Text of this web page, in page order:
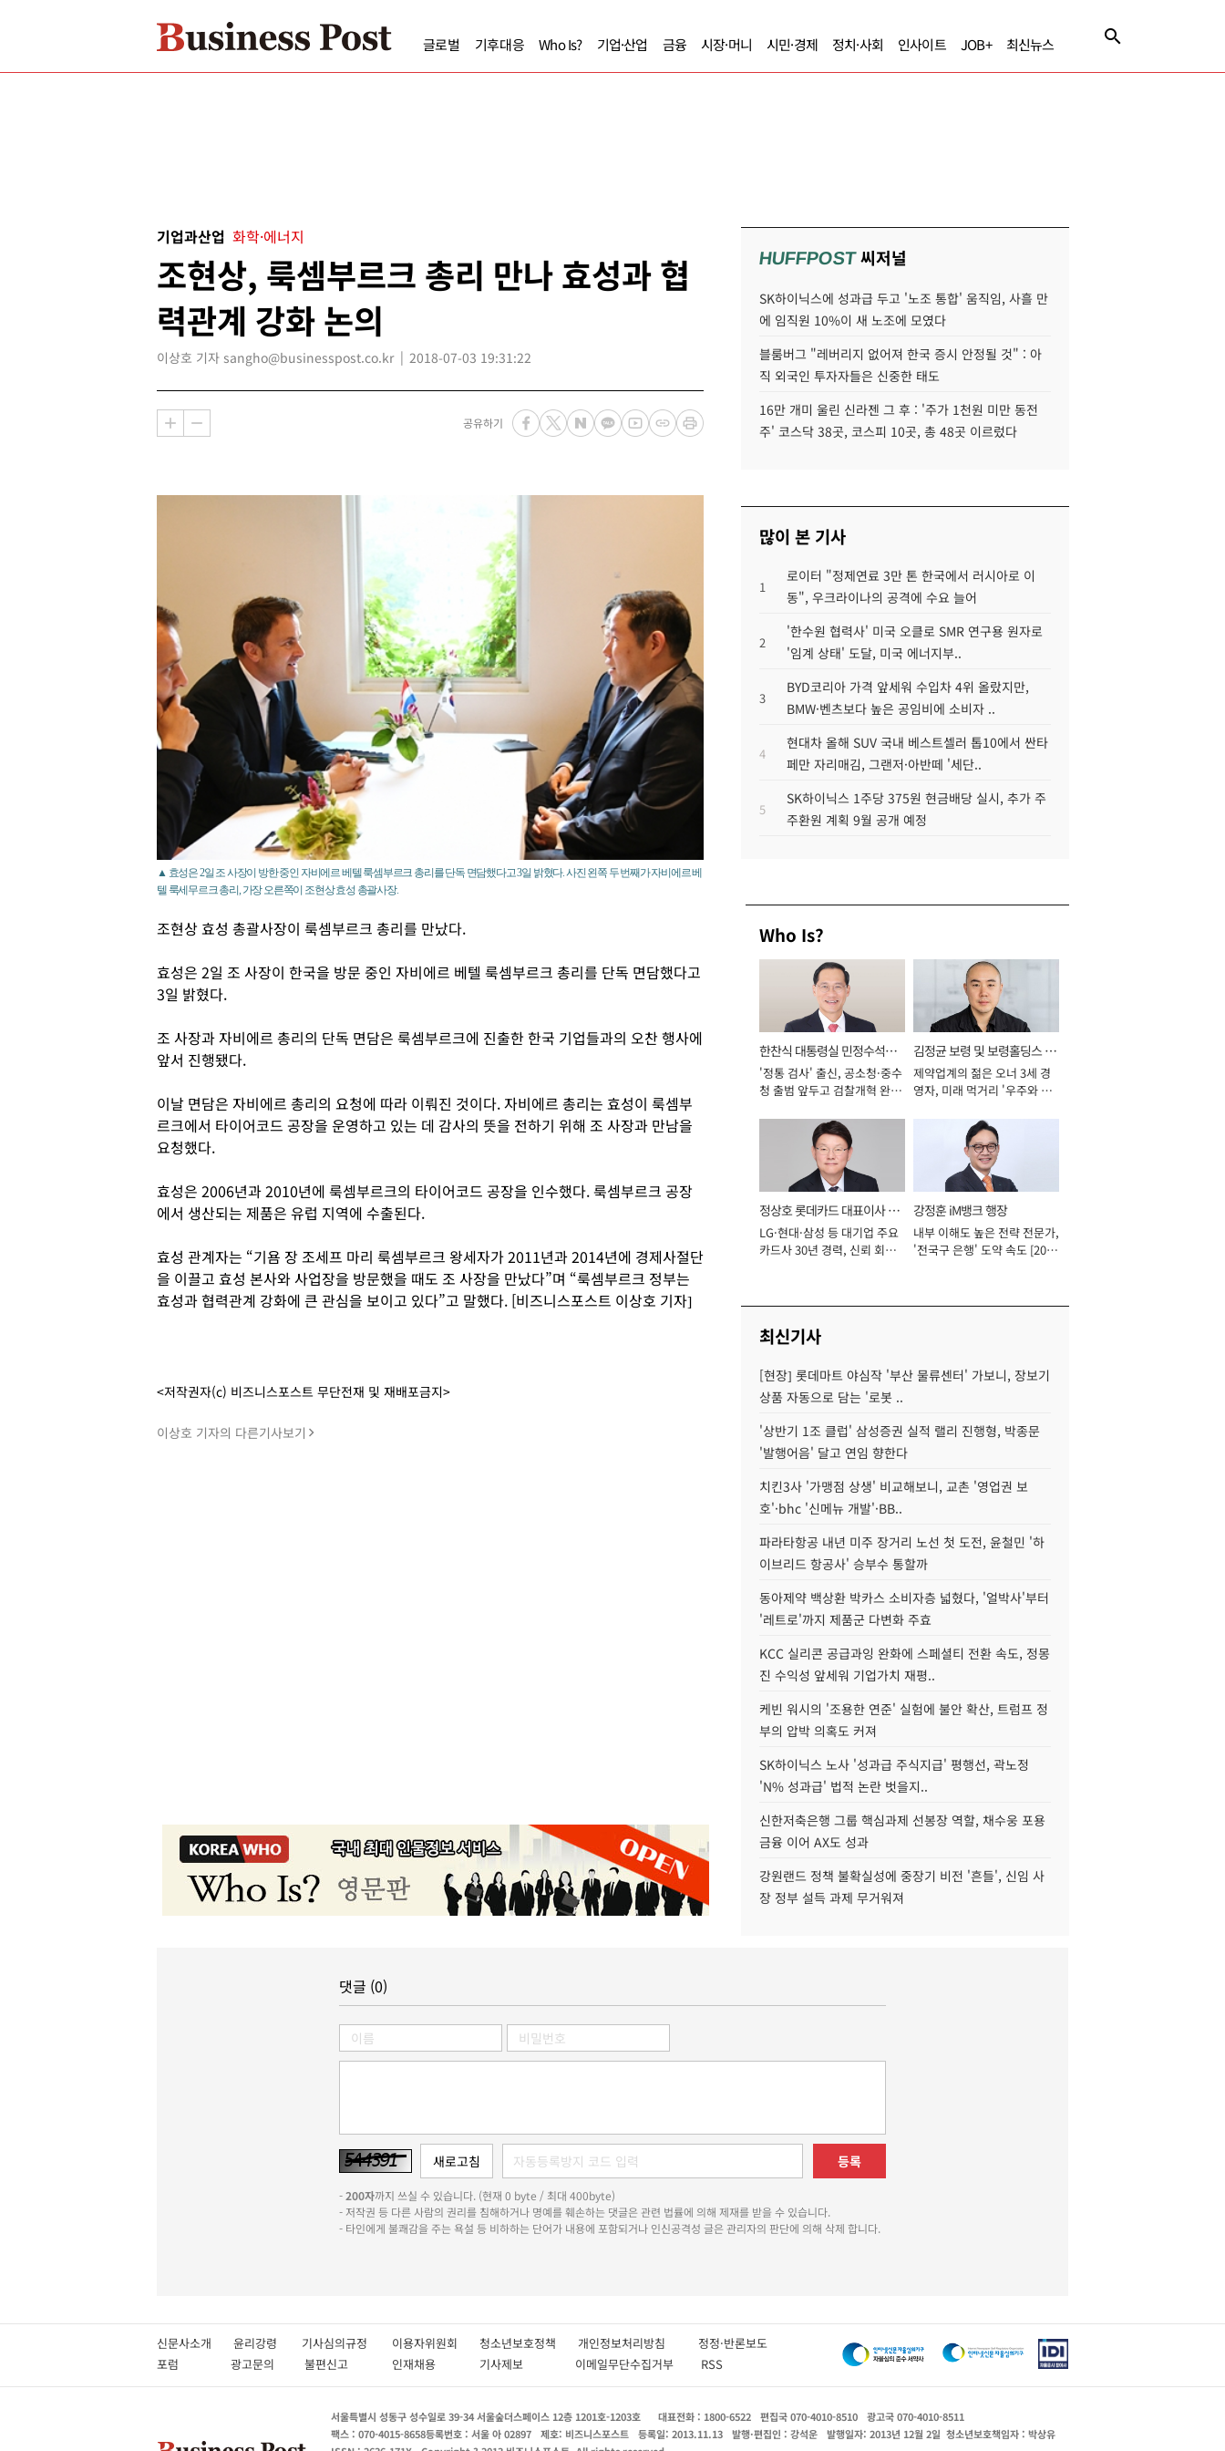
글로벌 기후대응 Who Is? 기업·산업 금융 시장·머니 시민·경제 정치·사회 인사이트 JOB+ 최신뉴스
기업과산업 화학·에너지
조현상, 룩셈부르크 총리 만나 효성과 협
력관계 강화 논의
이상호 기자 sangho@businesspost.co.kr 2018-07-03 19:31:22
공유하기
▲ 효성은 2일 조 사장이 방한 중인 자비에르 베텔 룩셈부르크 총리를 단독 면담했다고 3일 밝혔다. 사진 왼쪽 두 번째가 자비에르 베
텔 룩세무르크 총리, 가장 오른쪽이 조현상 효성 총괄사장.
조현상 효성 총괄사장이 룩셈부르크 총리를 만났다.
효성은 2일 조 사장이 한국을 방문 중인 자비에르 베텔 룩셈부르크 총리를 단독 면담했다고
3일 밝혔다.
조 사장과 자비에르 총리의 단독 면담은 룩셈부르크에 진출한 한국 기업들과의 오찬 행사에
앞서 진행됐다.
이날 면담은 자비에르 총리의 요청에 따라 이뤄진 것이다. 자비에르 총리는 효성이 룩셈부
르크에서 타이어코드 공장을 운영하고 있는 데 감사의 뜻을 전하기 위해 조 사장과 만남을
요청했다.
효성은 2006년과 2010년에 룩셈부르크의 타이어코드 공장을 인수했다. 룩셈부르크 공장
에서 생산되는 제품은 유럽 지역에 수출된다.
효성 관계자는 “기욤 장 조세프 마리 룩셈부르크 왕세자가 2011년과 2014년에 경제사절단
을 이끌고 효성 본사와 사업장을 방문했을 때도 조 사장을 만났다”며 “룩셈부르크 정부는
효성과 협력관계 강화에 큰 관심을 보이고 있다”고 말했다. [비즈니스포스트 이상호 기자]
<저작권자(c) 비즈니스포스트 무단전재 및 재배포금지>
이상호 기자의 다른기사보기
HUFFPOST씨저널
SK하이닉스에 성과급 두고 '노조 통합' 움직임, 사흘 만
에 임직원 10%이 새 노조에 모였다
블룸버그 "레버리지 없어져 한국 증시 안정될 것" : 아
직 외국인 투자자들은 신중한 태도
16만 개미 울린 신라젠 그 후 : '주가 1천원 미만 동전
주' 코스닥 38곳, 코스피 10곳, 총 48곳 이르렀다
많이 본 기사
1
로이터 "정제연료 3만 톤 한국에서 러시아로 이
동", 우크라이나의 공격에 수요 늘어
2
'한수원 협력사' 미국 오클로 SMR 연구용 원자로
'임계 상태' 도달, 미국 에너지부..
3
BYD코리아 가격 앞세워 수입차 4위 올랐지만,
BMW·벤츠보다 높은 공임비에 소비자 ..
4
현대차 올해 SUV 국내 베스트셀러 톱10에서 싼타
페만 자리매김, 그랜저·아반떼 '세단..
5
SK하이닉스 1주당 375원 현금배당 실시, 추가 주
주환원 계획 9월 공개 예정
Who Is?
한찬식 대통령실 민정수석비
서관
'정통 검사' 출신, 공소청·중수
청 출범 앞두고 검찰개혁 완수
김정균 보령 및 보령홀딩스 대
표이사 사장
제약업계의 젊은 오너 3세 경
영자, 미래 먹거리 '우주와 헬
정상호 롯데카드 대표이사 사
장
LG·현대·삼성 등 대기업 주요
카드사 30년 경력, 신뢰 회복
강정훈 iM뱅크 행장
내부 이해도 높은 전략 전문가,
'전국구 은행' 도약 속도 [2026
최신기사
[현장] 롯데마트 야심작 '부산 물류센터' 가보니, 장보기
상품 자동으로 담는 '로봇 ..
'상반기 1조 클럽' 삼성증권 실적 랠리 진행형, 박종문
'발행어음' 달고 연임 향한다
치킨3사 '가맹점 상생' 비교해보니, 교촌 '영업권 보
호'·bhc '신메뉴 개발'·BB..
파라타항공 내년 미주 장거리 노선 첫 도전, 윤철민 '하
이브리드 항공사' 승부수 통할까
동아제약 백상환 박카스 소비자층 넓혔다, '얼박사'부터
'레트로'까지 제품군 다변화 주효
KCC 실리콘 공급과잉 완화에 스페셜티 전환 속도, 정몽
진 수익성 앞세워 기업가치 재평..
케빈 워시의 '조용한 연준' 실험에 불안 확산, 트럼프 정
부의 압박 의혹도 커져
SK하이닉스 노사 '성과급 주식지급' 평행선, 곽노정
'N% 성과급' 법적 논란 벗을지..
신한저축은행 그룹 핵심과제 선봉장 역할, 채수웅 포용
금융 이어 AX도 성과
강원랜드 정책 불확실성에 중장기 비전 '흔들', 신임 사
장 정부 설득 과제 무거워져
댓글 (0)
등록
-200자까지 쓰실 수 있습니다. (현재 0 byte / 최대 400byte)
- 저작권 등 다른 사람의 권리를 침해하거나 명예를 훼손하는 댓글은 관련 법률에 의해 제재를 받을 수 있습니다.
- 타인에게 불쾌감을 주는 욕설 등 비하하는 단어가 내용에 포함되거나 인신공격성 글은 관리자의 판단에 의해 삭제 합니다.
신문사소개 윤리강령 기사심의규정 이용자위원회 청소년보호정책 개인정보처리방침 정정·반론보도
포럼
광고문의 불편신고 인재채용 기사제보 이메일무단수집거부 RSS
서울특별시 성동구 성수일로 39-34 서울숲더스페이스 12층 1201호-1203호 대표전화 : 1800-6522 편집국 070-4010-8510
광고국 070-4010-8511
팩스 : 070-4015-8658등록번호 : 서울 아 02897 제호: 비즈니스포스트 등록일: 2013.11.13 발행·편집인 : 강석운 발행일자: 2013년 12월 2일 청소년보호책임자 : 박상유